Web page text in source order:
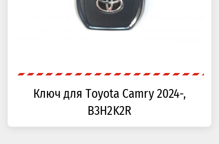
Ключ для Toyota Camry 2024-,
B3H2K2R